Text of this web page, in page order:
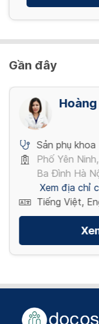
Gần đây
Sản phụ khoa
Phố Yên
Ba Đình Hà
Xem địa chỉ
Tiếng Việt,